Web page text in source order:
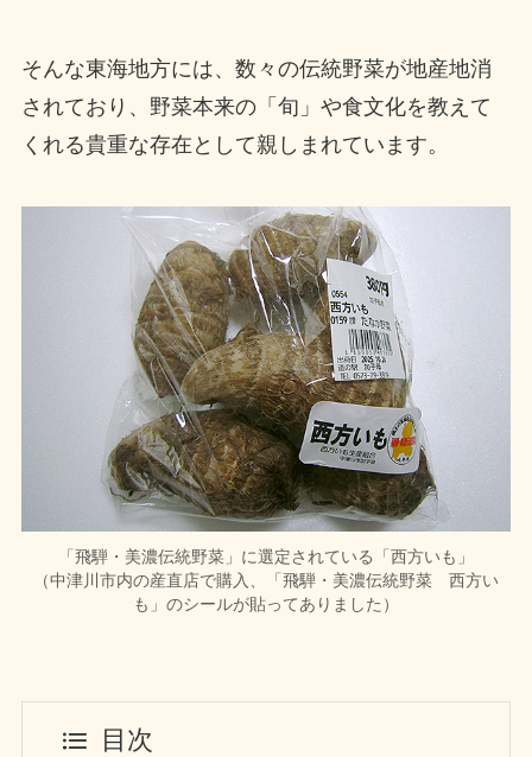
そんな東海地方には、数々の伝統野菜が地産地消
されており、野菜本来の「旬」や食文化を教えて
くれる貴重な存在として親しまれています。
「飛騨・美濃伝統野菜」に選定されている「西方いも」
（中津川市内の産直店で購入、「飛騨・美濃伝統野菜 西方い
も」のシールが貼ってありました）
目次